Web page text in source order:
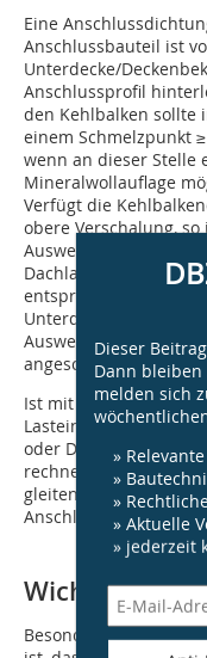
Eine
Anschlussbauteil ist
Unterdecke/
Anschlussprofil
den Kehlbalken
einem Schmelzpunkt
wenn an dieser Stelle
Mineralwollauflage
Verfügt die
obere Verschalung,
Auswechslung aus
Dachlatten)
entsprechend der
Unterdecke (min.
Auswechslung kann
angeschlossen
Ist mit einer
Lasteinwirkung oder
oder Dachschräge z.
rechnen, ist ggf. der
gleitende Anschluss
Anschlussholz oder
Wichtig:
Besonders zu
Dieser
Dann
melden sich
»
»
»
» Aktuelle
» jederzeit